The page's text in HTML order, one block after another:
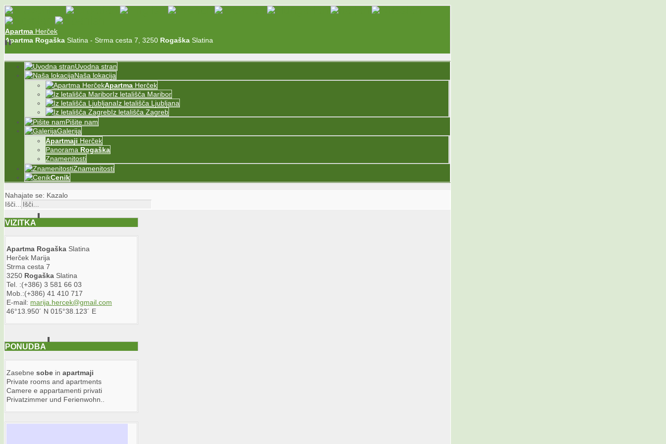
Apartma Herček
Apartma Rogaška Slatina - Strma cesta 7, 3250 Rogaška Slatina
Uvodna stran
Naša lokacija
Apartma Herček
Iz letališča Maribor
Iz letališča Ljubljana
Iz letališča Zagreb
Pišite nam
Galerija
Apartmaji Herček
Panorama Rogaška
Znamenitosti
Znamenitosti
Cenik
Nahajate se: Kazalo
Išči...
VIZITKA
Apartma Rogaška Slatina
Herček Marija
Strma cesta 7
3250 Rogaška Slatina
Tel. :(+386) 3 581 66 03
Mob.:(+386) 41 410 717
E-mail: marija.hercek@gmail.com
46°13.950´ N 015°38.123´ E
PONUDBA
Zasebne sobe in apartmaji
Private rooms and apartments
Camere e appartamenti privati
Privatzimmer und Ferienwohn..